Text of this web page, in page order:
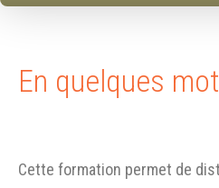
En quelques
Cette formation permet de